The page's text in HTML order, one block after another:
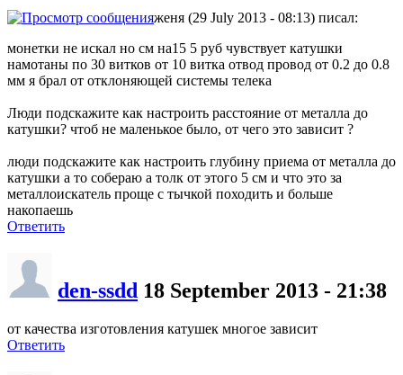
женя (29 July 2013 - 08:13) писал:
монетки не искал но см на15 5 руб чувствует катушки
намотаны по 30 витков от 10 витка отвод провод от 0.2 до 0.8
мм я брал от отклоняющей системы телека
Люди подскажите как настроить расстояние от металла до
катушки? чтоб не маленькое было, от чего это зависит ?
люди подскажите как настроить глубину приема от металла до
катушки а то собераю а толк от этого 5 см и что это за
металлоискатель проще с тычкой походить и больше
накопаешь
Ответить
den-ssdd 18 September 2013 - 21:38
от качества изготовления катушек многое зависит
Ответить